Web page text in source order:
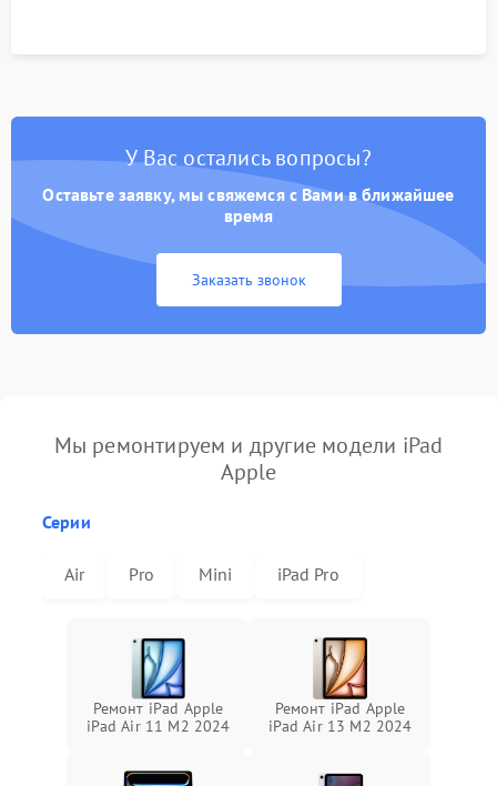
У Вас остались вопросы?
Оставьте заявку, мы свяжемся с Вами в ближайшее
время
Заказать звонок
Мы ремонтируем и другие модели iPad
Apple
Серии
Air Pro Mini iPad Pro
Ремонт iPad Apple
iPad Air 11 M2 2024
Ремонт iPad Apple
iPad Air 13 M2 2024